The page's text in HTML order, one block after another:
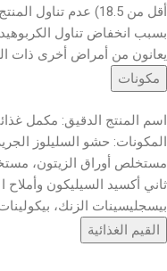
أقل من 18.5) عدم
بسبب انخفاض تناول
يعانون من أمراض أخرى ذات
مكونات
اسم المنتج الدقيق: مكمل
المكونات: حشو السليلوز
مستخلص أوراق الزيتون،
ثاني أكسيد السيليكون وأملاح
بيسجليسينات الزنك،
القيم الغذائية